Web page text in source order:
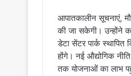
आपातकालीन सूचनाएं,
की जा सकेगी। उन्होंने
डेटा सेंटर पार्क
होंगे। नई औद्योगिक
तक योजनाओं का लाभ